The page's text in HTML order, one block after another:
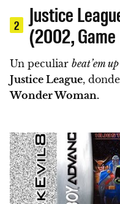
2
Justice
(2002,
Un peculiar beat’em up
Justice League,
Wonder Woman.